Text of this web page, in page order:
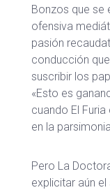
Bonzos que se
ofensiva
pasión
conducción
suscribir los
«Esto es
cuando El
en la
Pero La
explicitar aún